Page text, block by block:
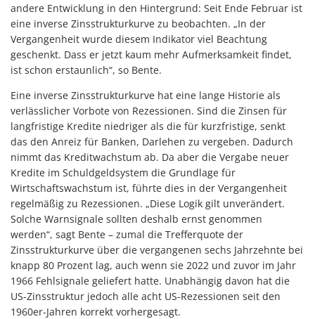
andere Entwicklung in den Hintergrund: Seit Ende Februar ist
eine inverse Zinsstrukturkurve zu beobachten. „In der
Vergangenheit wurde diesem Indikator viel Beachtung
geschenkt. Dass er jetzt kaum mehr Aufmerksamkeit findet,
ist schon erstaunlich“, so Bente.
Eine inverse Zinsstrukturkurve hat eine lange Historie als
verlässlicher Vorbote von Rezessionen. Sind die Zinsen für
langfristige Kredite niedriger als die für kurzfristige, senkt
das den Anreiz für Banken, Darlehen zu vergeben. Dadurch
nimmt das Kreditwachstum ab. Da aber die Vergabe neuer
Kredite im Schuldgeldsystem die Grundlage für
Wirtschaftswachstum ist, führte dies in der Vergangenheit
regelmäßig zu Rezessionen. „Diese Logik gilt unverändert.
Solche Warnsignale sollten deshalb ernst genommen
werden“, sagt Bente – zumal die Trefferquote der
Zinsstrukturkurve über die vergangenen sechs Jahrzehnte bei
knapp 80 Prozent lag, auch wenn sie 2022 und zuvor im Jahr
1966 Fehlsignale geliefert hatte. Unabhängig davon hat die
US-Zinsstruktur jedoch alle acht US-Rezessionen seit den
1960er-Jahren korrekt vorhergesagt.